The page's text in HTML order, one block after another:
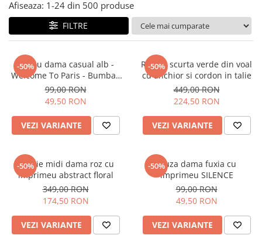
Tricouri si topuri
Rochii de eveniment
Afiseaza: 1-24 din 500 produse
FILTRE
-50%
Tricou dama casual alb -
Welcome To Paris - Bumbac
Organic
99,00 RON
49,50 RON
VEZI VARIANTE
-50%
Rochie scurta verde din voal
cu anchior si cordon in talie
449,00 RON
224,50 RON
VEZI VARIANTE
-50%
Rochie midi dama roz cu
imprimeu abstract floral
349,00 RON
174,50 RON
VEZI VARIANTE
-50%Bluza dama fuxia cu
imprimeu SILENCE
99,00 RON
49,50 RON
VEZI VARIANTE